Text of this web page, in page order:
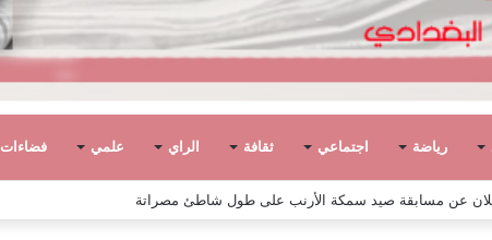
رياضة اجتماعي ثقافة الراي علمي فضاءات